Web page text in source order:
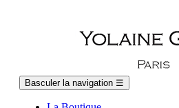
Basculer la navigation ☰